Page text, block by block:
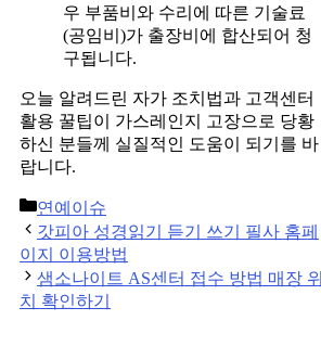
우 부품비와 수리에 따른 기술료
(공임비)가 출장비에 합산되어 청
구됩니다.
오늘 알려드린 자가 조치법과 고객센터
활용 꿀팁이 가스레인지 고장으로 당황
하신 분들께 실질적인 도움이 되기를 바
랍니다.
Categories
연예이슈
Post
navigation
갓피아 성경읽기 듣기 쓰기 필사 홈페
이지 이용방법
샘소나이트 AS센터 접수 방법 매장 위
치 확인하기